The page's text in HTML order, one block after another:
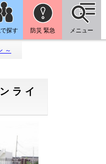
探す 防災 緊急 メニュー
～
ライ